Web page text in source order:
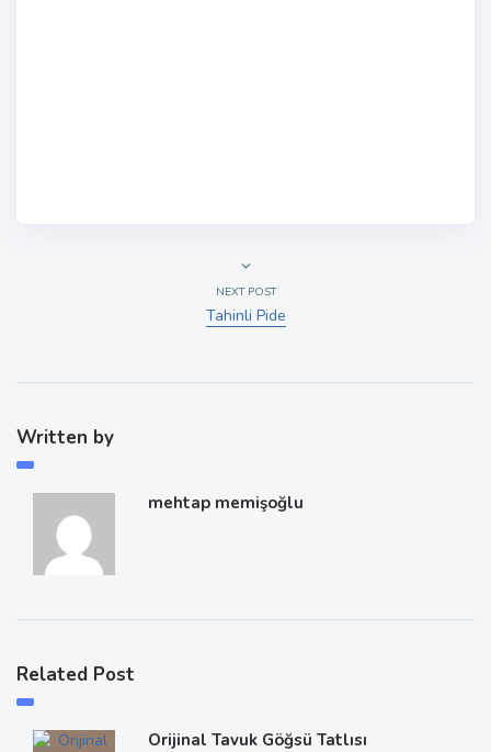
NEXT POST
Tahinli Pide
Written by
mehtap memişoğlu
Related Post
Orijinal Tavuk Göğsü Tatlısı